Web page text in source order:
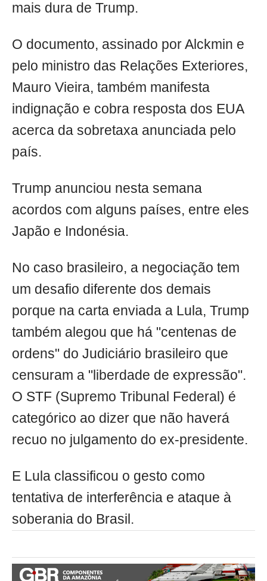
mais dura de Trump.
O documento, assinado por Alckmin e
pelo ministro das Relações Exteriores,
Mauro Vieira, também manifesta
indignação e cobra resposta dos EUA
acerca da sobretaxa anunciada pelo
país.
Trump anunciou nesta semana
acordos com alguns países, entre eles
Japão e Indonésia.
No caso brasileiro, a negociação tem
um desafio diferente dos demais
porque na carta enviada a Lula, Trump
também alegou que há "centenas de
ordens" do Judiciário brasileiro que
censuram a "liberdade de expressão".
O STF (Supremo Tribunal Federal) é
categórico ao dizer que não haverá
recuo no julgamento do ex-presidente.
E Lula classificou o gesto como
tentativa de interferência e ataque à
soberania do Brasil.